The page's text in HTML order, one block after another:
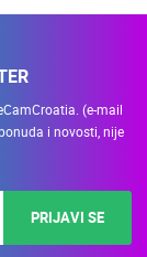
(e-mail
i novosti, nije
PRIJAVI SE